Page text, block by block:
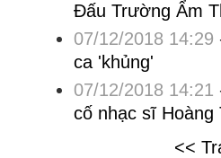
Đấu Trường Ẩm
07/12/2018 14:29
ca 'khủng'
07/12/2018 14:21
cố nhạc sĩ Hoàng
<<